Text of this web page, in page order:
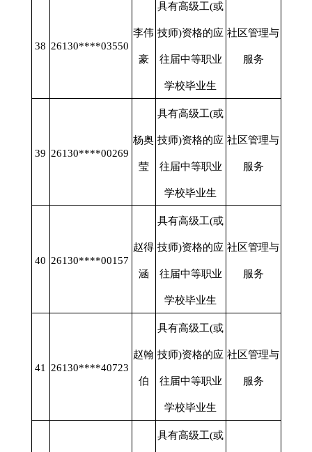
38 26130****03550
李伟
豪
具有高级工(或
技师)资格的应
往届中等职业
学校毕业生
社区管理与
服务
39 26130****00269
杨奥
莹
具有高级工(或
技师)资格的应
往届中等职业
学校毕业生
社区管理与
服务
40 26130****00157
赵得
涵
具有高级工(或
技师)资格的应
往届中等职业
学校毕业生
社区管理与
服务
41 26130****40723
赵翰
伯
具有高级工(或
技师)资格的应
往届中等职业
学校毕业生
社区管理与
服务
具有高级工(或